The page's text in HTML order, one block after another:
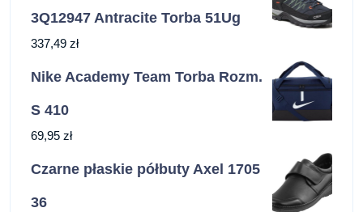
3Q12947 Antracite Torba 51Ug
337,49 zł
Nike Academy Team Torba Rozm.
S 410
69,95 zł
Czarne płaskie półbuty Axel 1705
36